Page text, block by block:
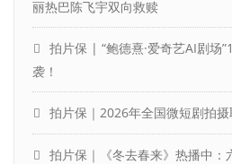
丽热巴陈飞宇双向救赎
拍片保 | “鲍德熹·爱奇艺AI剧场
袭！
拍片保｜2026年全国微短剧拍
拍片保｜《冬去春来》热播中：